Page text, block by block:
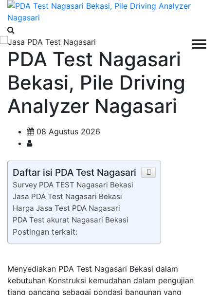
PDA Test Nagasari
Bekasi, Pile Driving
Analyzer Nagasari
08 Agustus 2026
Daftar isi PDA Test Nagasari
Survey PDA TEST Nagasari Bekasi
Jasa PDA Test Nagasari Bekasi
Harga Jasa Test PDA Nagasari
PDA Test akurat Nagasari Bekasi
Postingan terkait:
Menyediakan PDA Test Nagasari Bekasi dalam
kebutuhan Konstruksi kemudahan dalam pengujian
tiang pancang sebagai pondasi bangunan yang